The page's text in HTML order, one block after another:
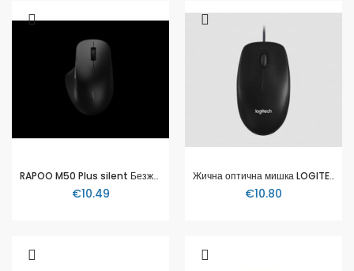
RAPOO M50 Plus silent Безжична безшумна оптична мишка, черна, 2.4Ghz
€10.49
Жична оптична мишка LOGITECH M100
€10.80